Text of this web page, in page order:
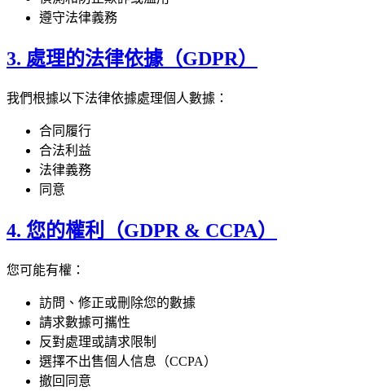
遵守法律義務
3. 處理的法律依據（GDPR）
我們根據以下法律依據處理個人數據：
合同履行
合法利益
法律義務
同意
4. 您的權利（GDPR & CCPA）
您可能有權：
訪問、修正或刪除您的數據
請求數據可攜性
反對處理或請求限制
選擇不出售個人信息（CCPA）
撤回同意